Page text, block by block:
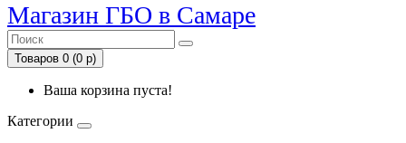
Магазин ГБО в Самаре
Товаров 0 (0 р)
Ваша корзина пуста!
Категории